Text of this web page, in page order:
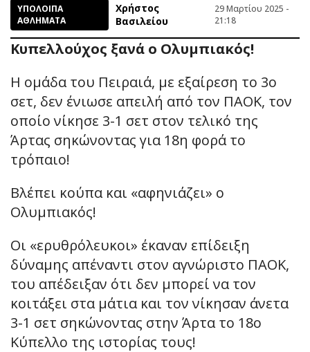
ΥΠΟΛΟΙΠΑ
ΑΘΛΗΜΑΤΑ
Χρήστος
Βασιλείου
29 Μαρτίου 2025 -
21:18
Κυπελλούχος ξανά ο Ολυμπιακός!
Η ομάδα του Πειραιά, με εξαίρεση το 3ο
σετ, δεν ένιωσε απειλή από τον ΠΑΟΚ, τον
οποίο νίκησε 3-1 σετ στον τελικό της
Άρτας σηκώνοντας για 18η φορά το
τρόπαιο!
Βλέπει κούπα και «αφηνιάζει» ο
Ολυμπιακός!
Οι «ερυθρόλευκοι» έκαναν επίδειξη
δύναμης απέναντι στον αγνώριστο ΠΑΟΚ,
του απέδειξαν ότι δεν μπορεί να τον
κοιτάξει στα μάτια και τον νίκησαν άνετα
3-1 σετ σηκώνοντας στην Άρτα το 18ο
Κύπελλο της ιστορίας τους!